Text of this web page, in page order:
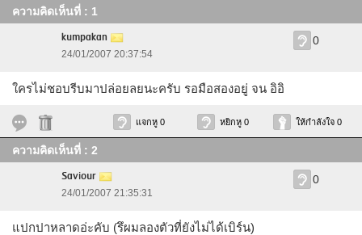
ความคิดเห็นที่ : 1
kumpakan
24/01/2007 20:37:54
0
ใครไม่ชอบรีบมาปล่อยลยนะครับ รอมือสองอยู่ จน อิอิ
แจกหู 0 หยิกหู 0 ให้กำลังใจ 0
ความคิดเห็นที่ : 2
Saviour
24/01/2007 21:35:31
0
แปกปาหลาดอ่ะคับ (รึผมลองตัวที่ยังไม่ได้เบิร์น)